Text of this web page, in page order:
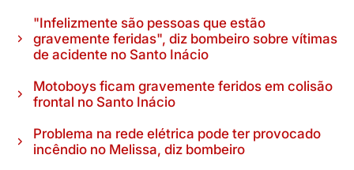
"Infelizmente são pessoas que estão
gravemente feridas", diz bombeiro sobre vítimas
de acidente no Santo Inácio
Motoboys ficam gravemente feridos em colisão
frontal no Santo Inácio
Problema na rede elétrica pode ter provocado
incêndio no Melissa, diz bombeiro